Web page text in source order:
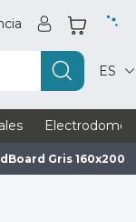
ES
Gris 160x200